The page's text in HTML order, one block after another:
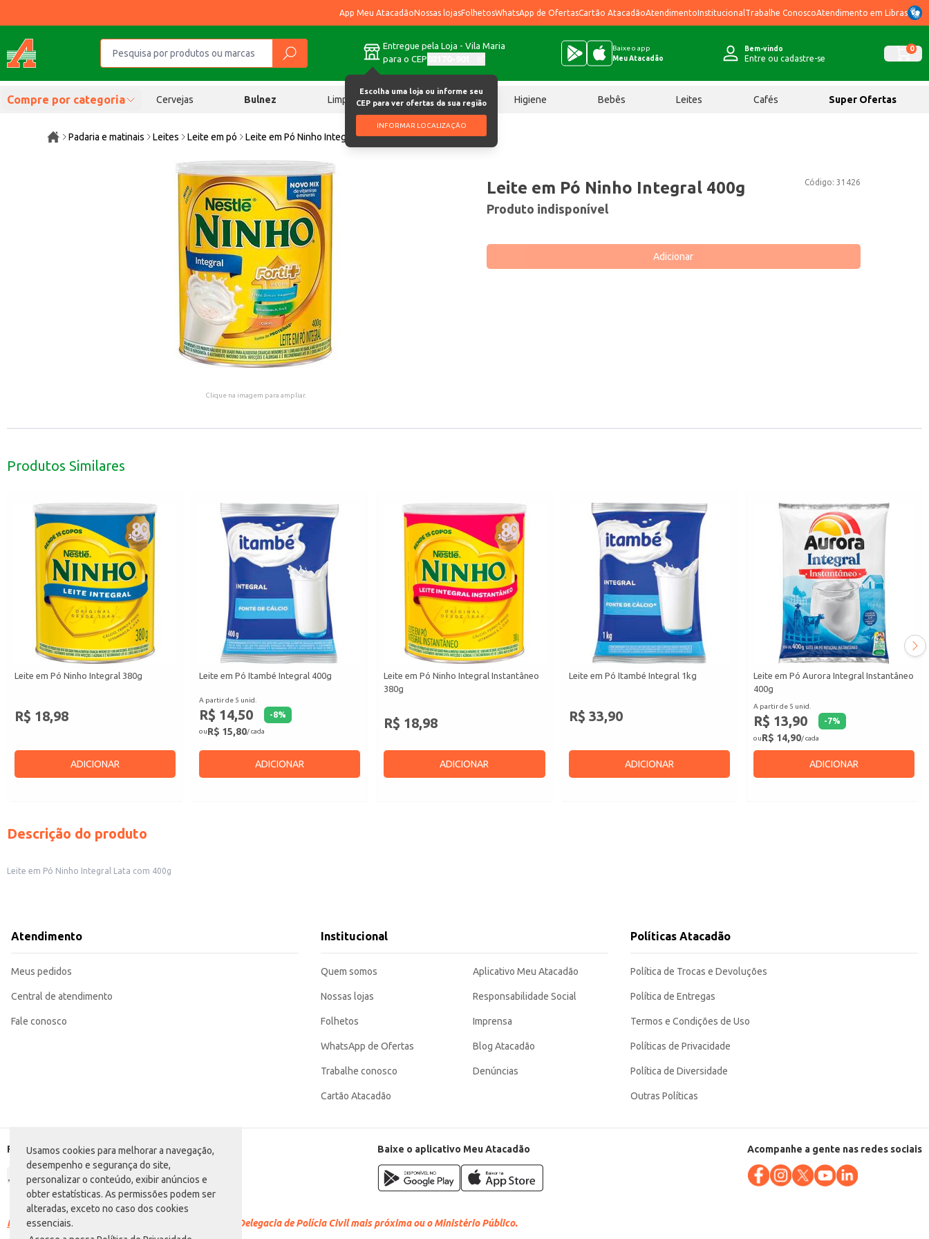
Usamos cookies para melhorar a navegação,
desempenho e segurança do site,
personalizar o conteúdo, exibir anúncios e
obter estatísticas. As permissões podem ser
alteradas, exceto no caso dos cookies
essenciais.
App Meu AtacadãoNossas lojasFolhetosWhatsApp de OfertasCartão AtacadãoAtendimentoInstitucional Trabalhe ConoscoAtendimento em Libras
Entregue pela Loja - Vila Maria
para o CEP
Escolha uma loja ou informe seu
CEP para ver ofertas da sua região
INFORMAR LOCALIZAÇÃO
Baixe o app
Meu Atacadão
Bem-vindo
Entre ou cadastre-se
0
Compre por categoria Cervejas Bulnez Limpeza Chocolates Higiene Bebês Leites Cafés Super Ofertas
Padaria e matinais Leites Leite em pó Leite em Pó Ninho Integral 400g
Clique na imagem para ampliar.
Código: 31426
Leite em Pó Ninho Integral 400g
Produto indisponível
Adicionar
Produtos Similares
Leite em Pó Ninho Integral 380g
R$ 18,98
ADICIONAR
Leite em Pó Itambé Integral 400g
A partir de 5 unid.
R$ 14,50 -8%
ouR$ 15,80/ cada
ADICIONAR
Leite em Pó Ninho Integral Instantâneo
380g
R$ 18,98
ADICIONAR
Leite em Pó Itambé Integral 1kg
R$ 33,90
ADICIONAR
Leite em Pó Aurora Integral Instantâneo
400g
A partir de 5 unid.
R$ 13,90 -7%
ouR$ 14,90/ cada
ADICIONAR
Descrição do produto
Leite em Pó Ninho Integral Lata com 400g
Atendimento
Meus pedidos
Central de atendimento
Fale conosco
Institucional
Quem somos
Nossas lojas
Folhetos
WhatsApp de Ofertas
Trabalhe conosco
Cartão Atacadão
Aplicativo Meu Atacadão
Responsabilidade Social
Imprensa
Blog Atacadão
Denúncias
Políticas Atacadão
Política de Trocas e Devoluções
Política de Entregas
Termos e Condições de Uso
Políticas de Privacidade
Política de Diversidade
Outras Políticas
Formas de pagamento Baixe o aplicativo Meu Atacadão Acompanhe a gente nas redes sociais
Racismo é crime. Denuncie. Disque 100 ou procure a Delegacia de Polícia Civil mais próxima ou o Ministério Público.